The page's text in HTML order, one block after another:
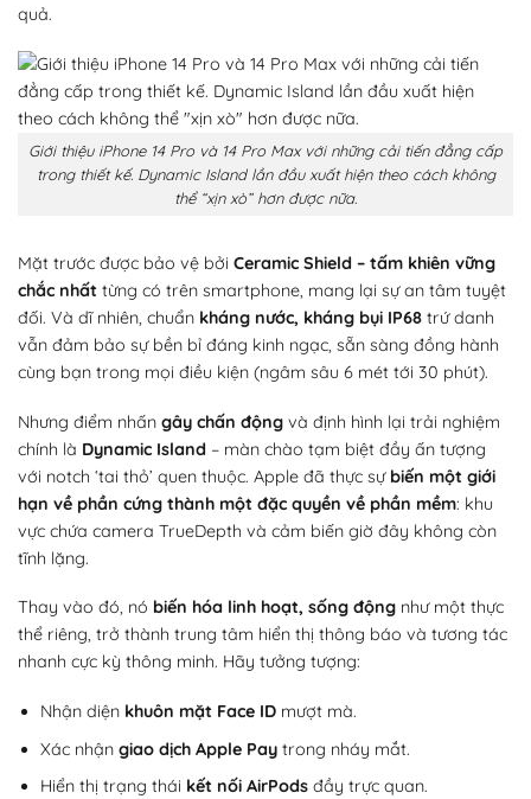
quả.
Giới thiệu iPhone 14 Pro và 14 Pro Max với những cải tiến đẳng cấp
trong thiết kế. Dynamic Island lần đầu xuất hiện theo cách không
thể “xịn xò” hơn được nữa.
Mặt trước được bảo vệ bởi Ceramic Shield – tấm khiên vững
chắc nhất từng có trên smartphone, mang lại sự an tâm tuyệt
đối. Và dĩ nhiên, chuẩn kháng nước, kháng bụi IP68 trứ danh
vẫn đảm bảo sự bền bỉ đáng kinh ngạc, sẵn sàng đồng hành
cùng bạn trong mọi điều kiện (ngâm sâu 6 mét tới 30 phút).
Nhưng điểm nhấn gây chấn động và định hình lại trải nghiệm
chính là Dynamic Island – màn chào tạm biệt đầy ấn tượng
với notch ‘tai thỏ’ quen thuộc. Apple đã thực sự biến một giới
hạn về phần cứng thành một đặc quyền về phần mềm: khu
vực chứa camera TrueDepth và cảm biến giờ đây không còn
tĩnh lặng.
Thay vào đó, nó biến hóa linh hoạt, sống động như một thực
thể riêng, trở thành trung tâm hiển thị thông báo và tương tác
nhanh cực kỳ thông minh. Hãy tưởng tượng:
Nhận diện khuôn mặt Face IDmượt mà.
Xác nhận giao dịch Apple Paytrong nháy mắt.
Hiển thị trạng thái kết nối AirPodsđầy trực quan.